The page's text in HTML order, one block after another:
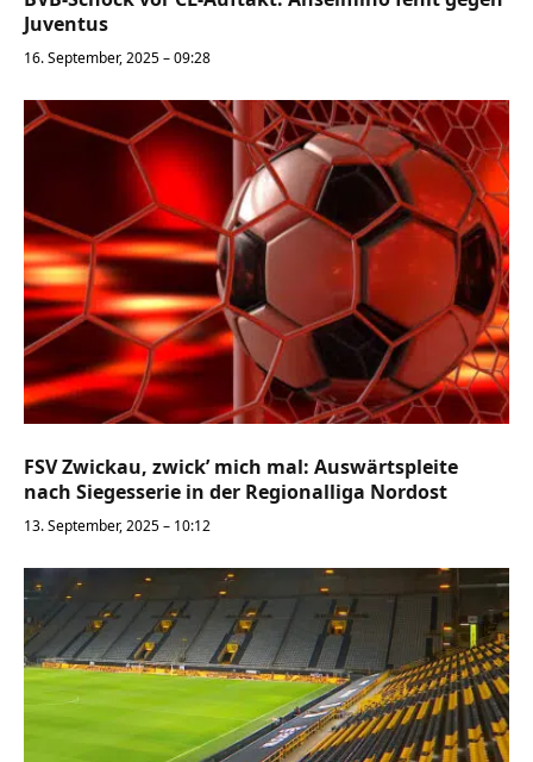
Juventus
16. September, 2025 – 09:28
FSV Zwickau, zwick’ mich mal: Auswärtspleite
nach Siegesserie in der Regionalliga Nordost
13. September, 2025 – 10:12